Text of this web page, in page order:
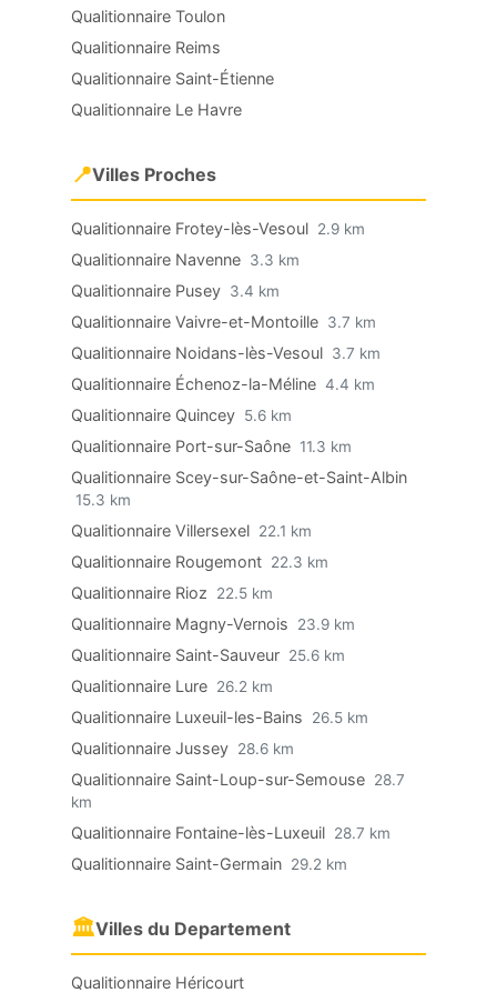
Qualitionnaire Toulon
Qualitionnaire Reims
Qualitionnaire Saint-Étienne
Qualitionnaire Le Havre
📍Villes Proches
Qualitionnaire Frotey-lès-Vesoul 2.9 km
Qualitionnaire Navenne 3.3 km
Qualitionnaire Pusey 3.4 km
Qualitionnaire Vaivre-et-Montoille 3.7 km
Qualitionnaire Noidans-lès-Vesoul 3.7 km
Qualitionnaire Échenoz-la-Méline 4.4 km
Qualitionnaire Quincey 5.6 km
Qualitionnaire Port-sur-Saône 11.3 km
Qualitionnaire Scey-sur-Saône-et-Saint-Albin
15.3 km
Qualitionnaire Villersexel 22.1 km
Qualitionnaire Rougemont 22.3 km
Qualitionnaire Rioz 22.5 km
Qualitionnaire Magny-Vernois 23.9 km
Qualitionnaire Saint-Sauveur 25.6 km
Qualitionnaire Lure 26.2 km
Qualitionnaire Luxeuil-les-Bains 26.5 km
Qualitionnaire Jussey 28.6 km
Qualitionnaire Saint-Loup-sur-Semouse 28.7
km
Qualitionnaire Fontaine-lès-Luxeuil 28.7 km
Qualitionnaire Saint-Germain 29.2 km
🏛Villes du Departement
Qualitionnaire Héricourt